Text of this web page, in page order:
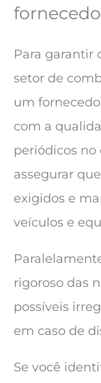
Para garantir
setor de
um
com a
periódicos
assegurar
exigidos e
veículos e
rigoroso das
possíveis
em caso de
Se você